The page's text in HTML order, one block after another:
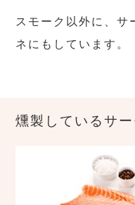
スモーク以外に、サ
ネにもしています。
燻製しているサ